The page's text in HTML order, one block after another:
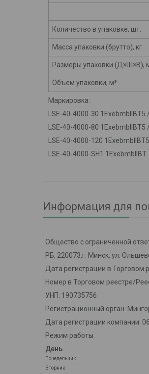
Количество в упаковке, шт.
Масса упаковки (брутто), кг
Размеры упаковки (Д×Ш×В),
Объем упаковки, м³
Маркировка:
LSE-40-4000-30 1 ExebmbIIBT5 /
LSE-40-4000-80 1 ExebmbIIBT5 /
LSE-40-4000-120 1 ExebmbIIBT
LSE-40-4000-SH1 1 ExebmbIIBT
Информация для
Общество с ограниченной
РБ, 220073,г. Минск, ул.
Дата регистрации в Торговом
Номер в Торговом реестре/
УНП: 190735756
Регистрационный орган:
Дата регистрации компании:
Режим работы:
День
Понедельник
Вторник